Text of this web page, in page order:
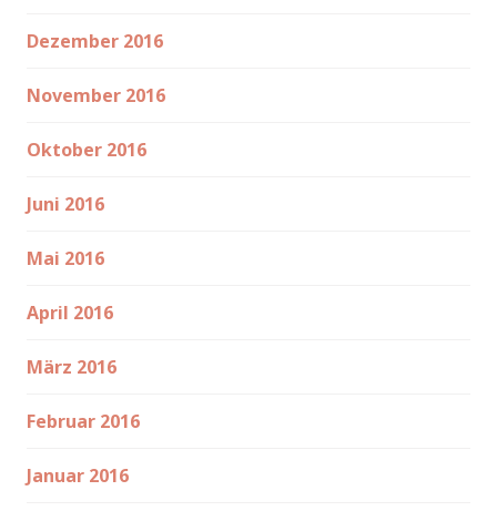
Dezember 2016
November 2016
Oktober 2016
Juni 2016
Mai 2016
April 2016
März 2016
Februar 2016
Januar 2016